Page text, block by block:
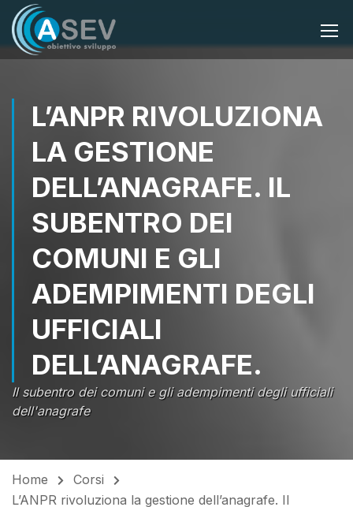
L’ANPR RIVOLUZIONA
LA GESTIONE
DELL’ANAGRAFE. IL
SUBENTRO DEI
COMUNI E GLI
ADEMPIMENTI DEGLI
UFFICIALI
DELL’ANAGRAFE.
Il subentro dei comuni e gli adempimenti degli ufficiali
dell'anagrafe
Home
Corsi
L’ANPR rivoluziona la gestione dell’anagrafe. Il